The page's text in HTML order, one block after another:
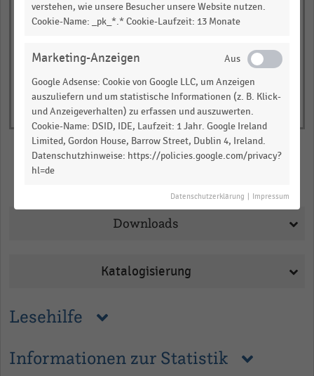
Lesehilfe
Informationen zur Statistik
Downloads
Katalogisierung
verstehen, wie unsere Besucher unsere Website nutzen.
Cookie-Name: _pk_*.* Cookie-Laufzeit: 13 Monate
Marketing-Anzeigen
Google Adsense: Cookie von Google LLC, um Anzeigen
auszuliefern und um statistische Informationen (z. B. Klick-
und Anzeigeverhalten) zu erfassen und auszuwerten.
Cookie-Name: DSID, IDE, Laufzeit: 1 Jahr. Google Ireland
Limited, Gordon House, Barrow Street, Dublin 4, Ireland.
Datenschutzhinweise: https://policies.google.com/privacy?
hl=de
Datenschutzerklärung Impressum